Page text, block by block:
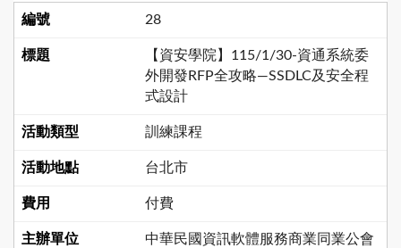
28
【資安學院】115/1/30-資通系統委
外開發RFP全攻略—SSDLC及安全程
式設計
訓練課程
台北市
付費
中華民國資訊軟體服務商業同業公會